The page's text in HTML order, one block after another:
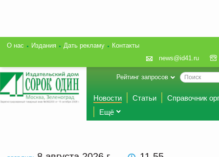
О нас Издания Дать рекламу
Контакты
news@id41.ru
Рейтинг запросов
Новости Статьи
Справочник
Ещё